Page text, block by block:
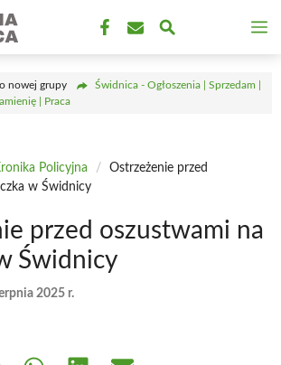
nowej grupy
Świdnica - Ogłoszenia | Sprzedam |
| Praca
Policyjna /
Ostrzeżenie przed
w Świdnicy
przed oszustwami na
Świdnicy
2025 r.